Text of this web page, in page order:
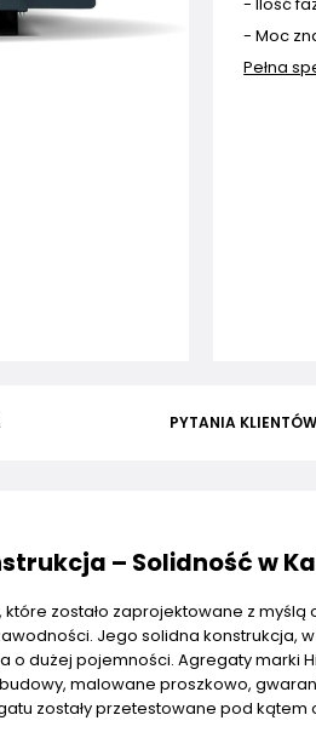
- Moc
Pełna
PYTANIA KLIENTÓW
– Solidność w
które zostało zaprojektowane z
Jego solidna
dużej pojemności. Agregaty marki
malowane proszkowo,
zostały przetestowane pod